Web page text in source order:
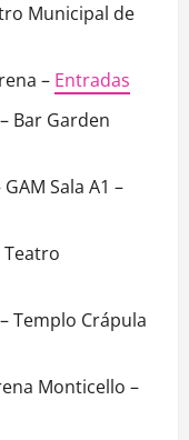
Municipal de
– Entradas
– Bar Garden
GAM Sala A1 –
Teatro
– Templo Crápula
Monticello –